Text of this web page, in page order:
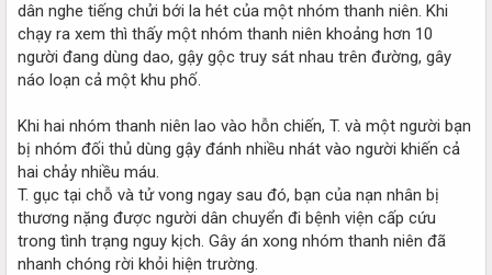
dân nghe tiếng chửi bới la hét của một nhóm thanh niên. Khi
chạy ra xem thì thấy một nhóm thanh niên khoảng hơn 10
người đang dùng dao, gậy gộc truy sát nhau trên đường, gây
náo loạn cả một khu phố.
Khi hai nhóm thanh niên lao vào hỗn chiến, T. và một người bạn
bị nhóm đối thủ dùng gậy đánh nhiều nhát vào người khiến cả
hai chảy nhiều máu.
T. gục tại chỗ và tử vong ngay sau đó, bạn của nạn nhân bị
thương nặng được người dân chuyển đi bệnh viện cấp cứu
trong tình trạng nguy kịch. Gây án xong nhóm thanh niên đã
nhanh chóng rời khỏi hiện trường.